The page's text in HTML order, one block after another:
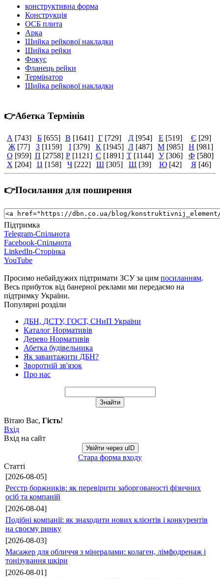
конструктивна форма
Конструкція
ОСБ плита
Арка
Шийка рейкової накладки
Шийка рейки
Фокус
Фланець рейки
Термінатор
Шийка рейкової накладки
👉Абетка Термінів
А [743] Б [655] В [1641] Г [729] Д [954] Е [519] Є [29]
Ж [77] З [1159] І [379] К [1945] Л [487] М [985] Н [981]
О [959] П [2758] Р [1121] С [1891] Т [1144] У [306] Ф [580]
Х [204] Ц [158] Ч [222] Ш [305] Щ [39] Ю [42] Я [46]
👉Посилання для поширення
Підтримка
Telegram-Спільнота
Facebook-Спільнота
LinkedIn-Сторінка
YouTube
Просимо небайдужих підтримати ЗСУ за цим посиланням.
Весь прибуток від банерної реклами ми передаємо на
підтримку України.
Популярні розділи
ДБН, ДСТУ, ГОСТ, СНиП України
Каталог Нормативів
Дерево Нормативів
Абетка будівельника
Як завантажити ДБН?
Зворотній зв'язок
Про нас
Вітаю Вас, Гість!
Вхід
Вхід на сайт
Увійти через uID
Стара форма входу
Статті
[2026-08-05]
Реєстр боржників: як перевірити заборгованості фізичних
осіб та компаній
[2026-08-04]
Подібні компанії: як знаходити нових клієнтів і конкурентів
на своєму ринку
[2026-08-03]
Масажер для обличчя з мінералами: колаген, лімфодренаж і
тонізування шкіри
[2026-08-01]